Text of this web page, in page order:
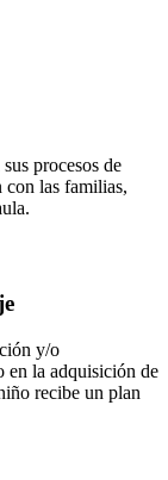
procesos de
con las familias,
y/o
en la adquisición de
recibe un plan